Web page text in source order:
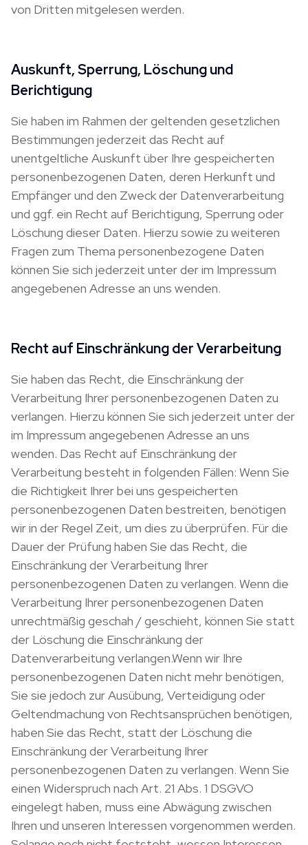
von Dritten mitgelesen werden.
Auskunft, Sperrung, Löschung und
Berichtigung
Sie haben im Rahmen der geltenden gesetzlichen
Bestimmungen jederzeit das Recht auf
unentgeltliche Auskunft über Ihre gespeicherten
personenbezogenen Daten, deren Herkunft und
Empfänger und den Zweck der Datenverarbeitung
und ggf. ein Recht auf Berichtigung, Sperrung oder
Löschung dieser Daten. Hierzu sowie zu weiteren
Fragen zum Thema personenbezogene Daten
können Sie sich jederzeit unter der im Impressum
angegebenen Adresse an uns wenden.
Recht auf Einschränkung der Verarbeitung
Sie haben das Recht, die Einschränkung der
Verarbeitung Ihrer personenbezogenen Daten zu
verlangen. Hierzu können Sie sich jederzeit unter der
im Impressum angegebenen Adresse an uns
wenden. Das Recht auf Einschränkung der
Verarbeitung besteht in folgenden Fällen: Wenn Sie
die Richtigkeit Ihrer bei uns gespeicherten
personenbezogenen Daten bestreiten, benötigen
wir in der Regel Zeit, um dies zu überprüfen. Für die
Dauer der Prüfung haben Sie das Recht, die
Einschränkung der Verarbeitung Ihrer
personenbezogenen Daten zu verlangen. Wenn die
Verarbeitung Ihrer personenbezogenen Daten
unrechtmäßig geschah / geschieht, können Sie statt
der Löschung die Einschränkung der
Datenverarbeitung verlangen.Wenn wir Ihre
personenbezogenen Daten nicht mehr benötigen,
Sie sie jedoch zur Ausübung, Verteidigung oder
Geltendmachung von Rechtsansprüchen benötigen,
haben Sie das Recht, statt der Löschung die
Einschränkung der Verarbeitung Ihrer
personenbezogenen Daten zu verlangen. Wenn Sie
einen Widerspruch nach Art. 21 Abs. 1 DSGVO
eingelegt haben, muss eine Abwägung zwischen
Ihren und unseren Interessen vorgenommen werden.